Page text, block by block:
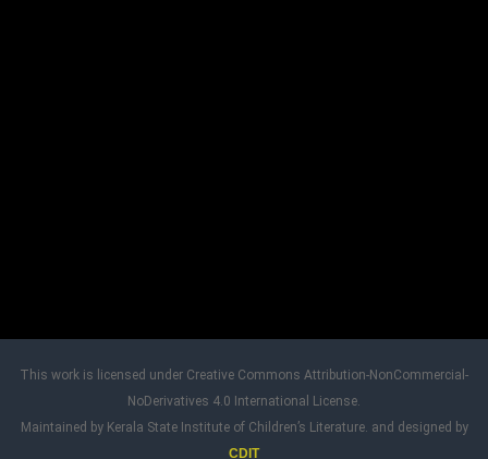
This work is licensed under Creative Commons Attribution-NonCommercial-
NoDerivatives 4.0 International License.
Maintained by Kerala State Institute of Children’s Literature. and designed by
CDIT